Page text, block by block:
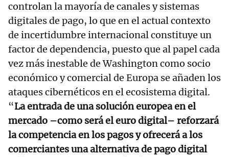
controlan la mayoría de canales y sistemas
digitales de pago, lo que en el actual contexto
de incertidumbre internacional constituye un
factor de dependencia, puesto que al papel cada
vez más inestable de Washington como socio
económico y comercial de Europa se añaden los
ataques cibernéticos en el ecosistema digital.
“La entrada de una solución europea en el
mercado –como será el euro digital– reforzará
la competencia en los pagos y ofrecerá a los
comerciantes una alternativa de pago digital